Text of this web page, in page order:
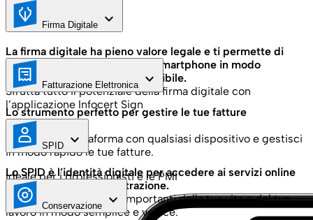
Firma Digitale keyboard_arrow_down
La firma digitale ha pieno valore legale e ti permette di
firmare digitalmente da PC e smartphone in modo
dematerializzato ed ecosostenibile.
Sfrutta tutto il potenziale della firma digitale con
l’applicazione Infocert Sign
Fatturazione Elettronica keyboard_arrow_down
Lo strumento perfetto per gestire le tue fatture
elettroniche
Accedi alla piattaforma con qualsiasi dispositivo e gestisci
in modo rapido le tue fatture.
Ideale per i professionisti e le PMI
SPID keyboard_arrow_down
Lo SPID è l’identità digitale per accedere ai servizi online
della Pubblica Amministrazione.
Gestisci gli aspetti più importanti della tua vita e del tuo
lavoro in modo semplice e veloce.
Conservazione keyboard_arrow_down